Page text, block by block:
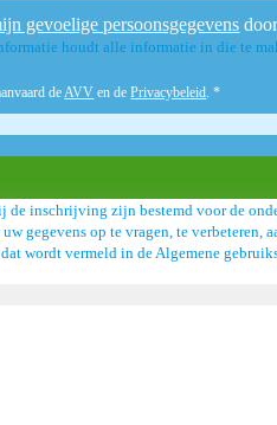
gevoelige persoonsgegevens
houdt alle informatie in die te
de AVV en dePrivacybeleid .*
de inschrijving zijn bestemd voor de
gegevens op te vragen, te
wordt vermeld in de Algemene